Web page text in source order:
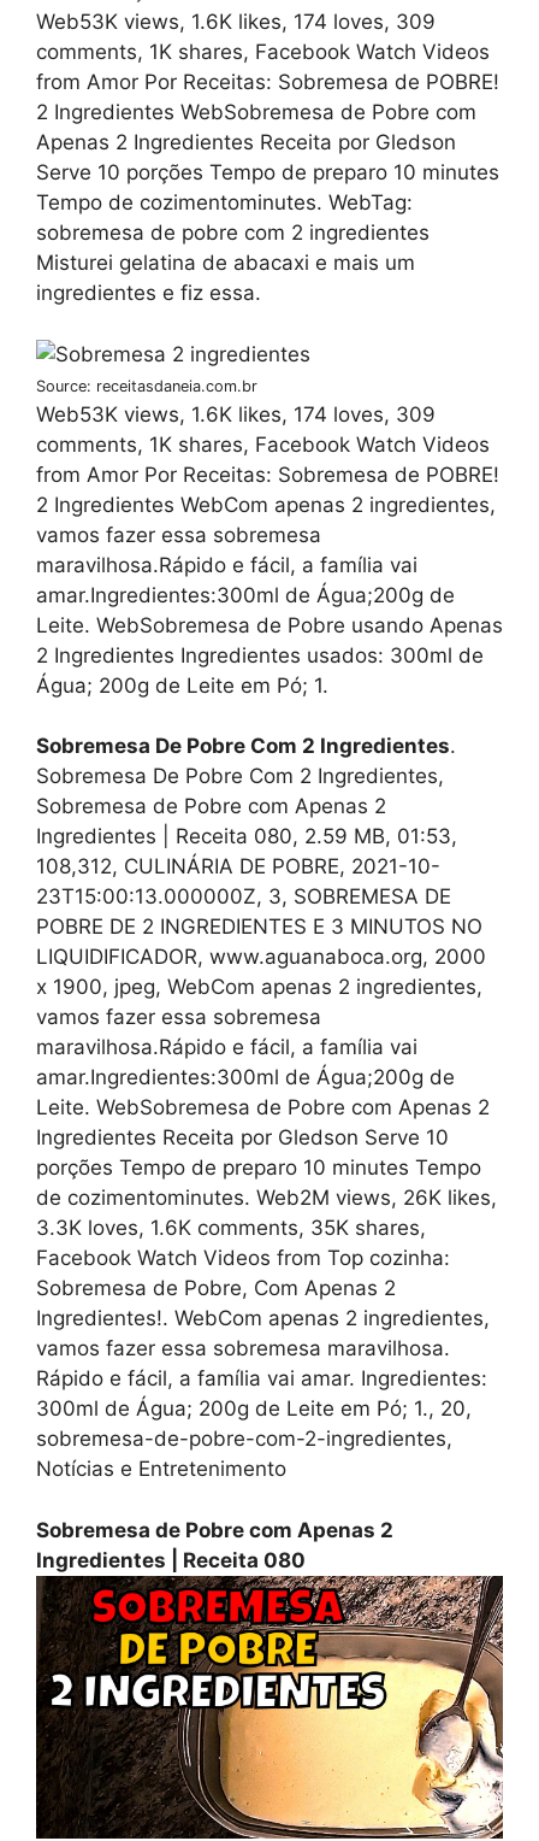
Web53K views, 1.6K likes, 174 loves, 309
comments, 1K shares, Facebook Watch Videos
from Amor Por Receitas: Sobremesa de POBRE!
2 Ingredientes WebSobremesa de Pobre com
Apenas 2 Ingredientes Receita por Gledson
Serve 10 porções Tempo de preparo 10 minutes
Tempo de cozimentominutes. WebTag:
sobremesa de pobre com 2 ingredientes
Misturei gelatina de abacaxi e mais um
ingredientes e fiz essa.
Source: receitasdaneia.com.br
Web53K views, 1.6K likes, 174 loves, 309
comments, 1K shares, Facebook Watch Videos
from Amor Por Receitas: Sobremesa de POBRE!
2 Ingredientes WebCom apenas 2 ingredientes,
vamos fazer essa sobremesa
maravilhosa.Rápido e fácil, a família vai
amar.Ingredientes:300ml de Água;200g de
Leite. WebSobremesa de Pobre usando Apenas
2 Ingredientes Ingredientes usados: 300ml de
Água; 200g de Leite em Pó; 1.
Sobremesa De Pobre Com 2 Ingredientes.
Sobremesa De Pobre Com 2 Ingredientes,
Sobremesa de Pobre com Apenas 2
Ingredientes | Receita 080, 2.59 MB, 01:53,
108,312, CULINÁRIA DE POBRE, 2021-10-
23T15:00:13.000000Z, 3, SOBREMESA DE
POBRE DE 2 INGREDIENTES E 3 MINUTOS NO
LIQUIDIFICADOR, www.aguanaboca.org, 2000
x 1900, jpeg, WebCom apenas 2 ingredientes,
vamos fazer essa sobremesa
maravilhosa.Rápido e fácil, a família vai
amar.Ingredientes:300ml de Água;200g de
Leite. WebSobremesa de Pobre com Apenas 2
Ingredientes Receita por Gledson Serve 10
porções Tempo de preparo 10 minutes Tempo
de cozimentominutes. Web2M views, 26K likes,
3.3K loves, 1.6K comments, 35K shares,
Facebook Watch Videos from Top cozinha:
Sobremesa de Pobre, Com Apenas 2
Ingredientes!. WebCom apenas 2 ingredientes,
vamos fazer essa sobremesa maravilhosa.
Rápido e fácil, a família vai amar. Ingredientes:
300ml de Água; 200g de Leite em Pó; 1., 20,
sobremesa-de-pobre-com-2-ingredientes,
Notícias e Entretenimento
Sobremesa de Pobre com Apenas 2
Ingredientes | Receita 080